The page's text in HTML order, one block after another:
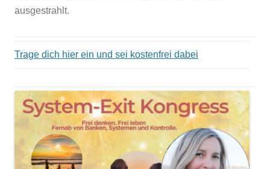
ausgestrahlt.
Trage dich hier ein und sei kostenfrei dabei